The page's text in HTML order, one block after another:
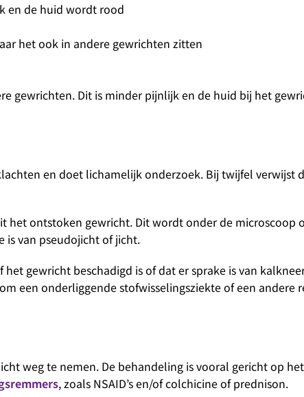
en de huid wordt rood
het ook in andere gewrichten zitten
gewrichten. Dit is minder pijnlijk en de huid bij het
en doet lichamelijk onderzoek. Bij twijfel verwijst
het ontstoken gewricht. Dit wordt onder de microscoop
is van pseudojicht of jicht.
gewricht beschadigd is of dat er sprake is van
een onderliggende stofwisselingsziekte of een andere
weg te nemen. De behandeling is vooral gericht op het
, zoals NSAID’s en/of colchicine of prednison.